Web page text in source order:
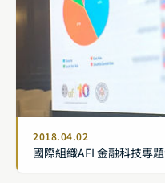
2018.04.02
國際組織AFI 金融科技專